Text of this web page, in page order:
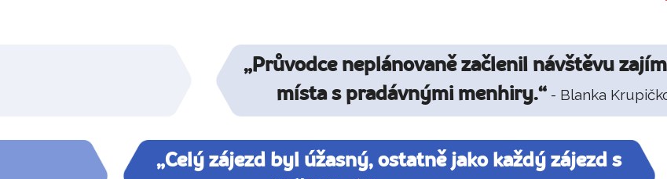
„Průvodce neplánovaně začlenil návštěvu
místa s pradávnými menhiry.“ - Blanka
„Celý zájezd byl úžasný, ostatně jako každý zájezd s